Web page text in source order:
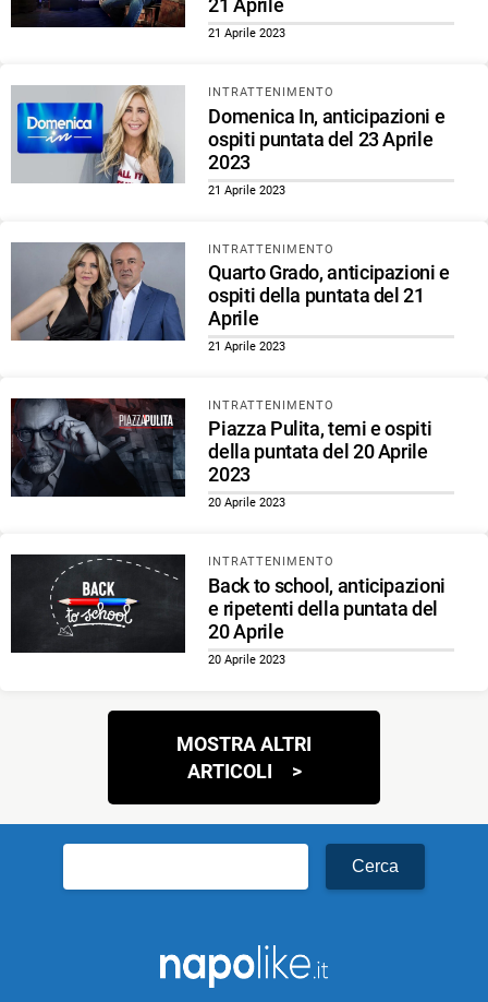
21 Aprile
21 Aprile 2023
INTRATTENIMENTO
Domenica In, anticipazioni e
ospiti puntata del 23 Aprile
2023
21 Aprile 2023
INTRATTENIMENTO
Quarto Grado, anticipazioni e
ospiti della puntata del 21
Aprile
21 Aprile 2023
INTRATTENIMENTO
Piazza Pulita, temi e ospiti
della puntata del 20 Aprile
2023
20 Aprile 2023
INTRATTENIMENTO
Back to school, anticipazioni
e ripetenti della puntata del
20 Aprile
20 Aprile 2023
Navigazione
articoli
MOSTRA ALTRI
ARTICOLI
per: